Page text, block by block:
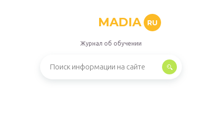
MADIA RU
Журнал об обучении